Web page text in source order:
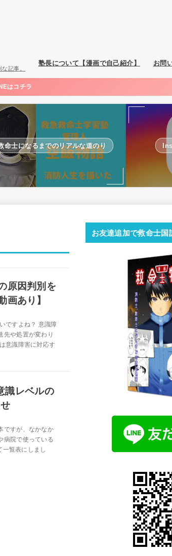
記事。
塾長について【漫画で自己紹介】 お問
はコチラ
命士になるまでのリアルな道のり
原因判別を
画あり】
ですよね？ 意識障
先や処置が変わり
意識障害に対応す
識レベルの
ですが、なかなか
病院で使っている
覧表にしまし
お友達追加で救命士国